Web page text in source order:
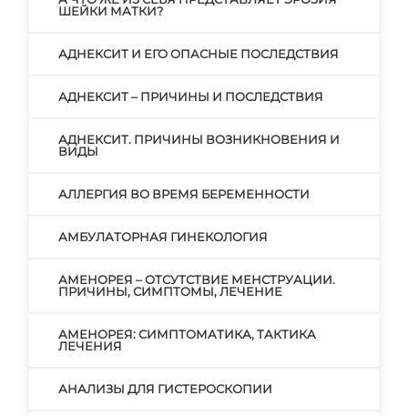
ШЕЙКИ МАТКИ?
АДНЕКСИТ И ЕГО ОПАСНЫЕ ПОСЛЕДСТВИЯ
АДНЕКСИТ – ПРИЧИНЫ И ПОСЛЕДСТВИЯ
АДНЕКСИТ. ПРИЧИНЫ ВОЗНИКНОВЕНИЯ И
ВИДЫ
АЛЛЕРГИЯ ВО ВРЕМЯ БЕРЕМЕННОСТИ
АМБУЛАТОРНАЯ ГИНЕКОЛОГИЯ
АМЕНОРЕЯ – ОТСУТСТВИЕ МЕНСТРУАЦИИ.
ПРИЧИНЫ, СИМПТОМЫ, ЛЕЧЕНИЕ
АМЕНОРЕЯ: СИМПТОМАТИКА, ТАКТИКА
ЛЕЧЕНИЯ
АНАЛИЗЫ ДЛЯ ГИСТЕРОСКОПИИ